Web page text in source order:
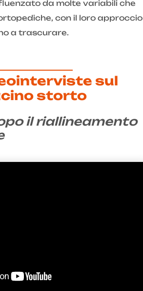
da molte variabili che
con il loro approccio
a trascurare.
sul
storto
il riallineamento